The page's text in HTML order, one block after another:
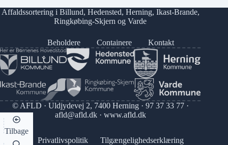
Affaldssortering i Billund, Hedensted, Herning, Ikast-Brande,
Ringkøbing-Skjern ogVarde
Beholdere Containere Kontakt
© AFLD · Uldjydevej 2, 7400 Herning · 97 37 33 77·
afld@afld.dk· www.afld.dk
Privatlivspolitik Tilgængelighedserklæring
Tilbage